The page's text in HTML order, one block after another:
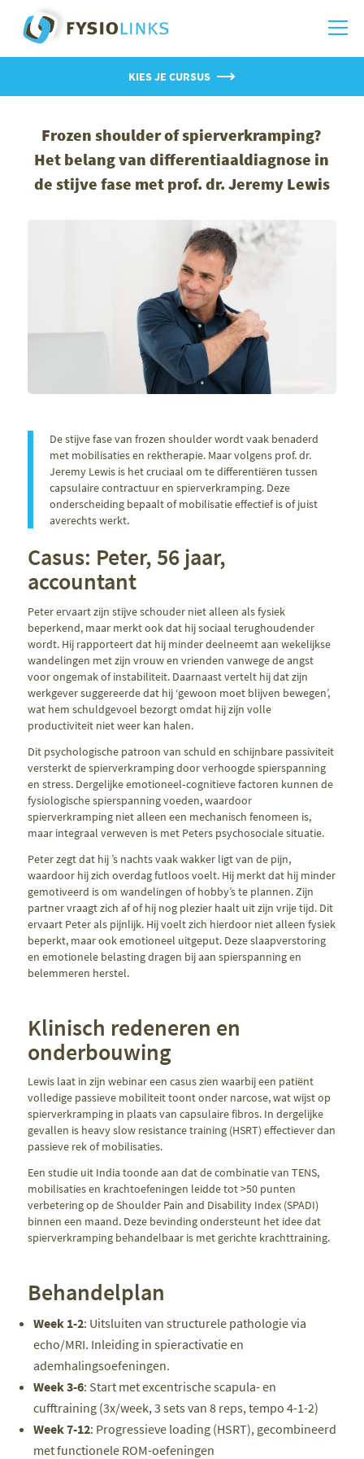
KIES JE CURSUS
Frozen shoulder of spierverkramping?
Het belang van differentiaaldiagnose in
de stijve fase met prof. dr. Jeremy Lewis
De stijve fase van frozen shoulder wordt vaak benaderd
met mobilisaties en rektherapie. Maar volgens prof. dr.
Jeremy Lewis is het cruciaal om te differentiëren tussen
capsulaire contractuur en spierverkramping. Deze
onderscheiding bepaalt of mobilisatie effectief is of juist
averechts werkt.
Casus: Peter, 56 jaar,
accountant
Peter ervaart zijn stijve schouder niet alleen als fysiek
beperkend, maar merkt ook dat hij sociaal terughoudender
wordt. Hij rapporteert dat hij minder deelneemt aan wekelijkse
wandelingen met zijn vrouw en vrienden vanwege de angst
voor ongemak of instabiliteit. Daarnaast vertelt hij dat zijn
werkgever suggereerde dat hij ‘gewoon moet blijven bewegen’,
wat hem schuldgevoel bezorgt omdat hij zijn volle
productiviteit niet weer kan halen.
Dit psychologische patroon van schuld en schijnbare passiviteit
versterkt de spierverkramping door verhoogde spierspanning
en stress. Dergelijke emotioneel‑cognitieve factoren kunnen de
fysiologische spierspanning voeden, waardoor
spierverkramping niet alleen een mechanisch fenomeen is,
maar integraal verweven is met Peters psychosociale situatie.
Peter zegt dat hij ’s nachts vaak wakker ligt van de pijn,
waardoor hij zich overdag futloos voelt. Hij merkt dat hij minder
gemotiveerd is om wandelingen of hobby’s te plannen. Zijn
partner vraagt zich af of hij nog plezier haalt uit zijn vrije tijd. Dit
ervaart Peter als pijnlijk. Hij voelt zich hierdoor niet alleen fysiek
beperkt, maar ook emotioneel uitgeput. Deze slaapverstoring
en emotionele belasting dragen bij aan spierspanning en
belemmeren herstel.
Klinisch redeneren en
onderbouwing
Lewis laat in zijn webinar een casus zien waarbij een patiënt
volledige passieve mobiliteit toont onder narcose, wat wijst op
spierverkramping in plaats van capsulaire fibros. In dergelijke
gevallen is heavy slow resistance training (HSRT) effectiever dan
passieve rek of mobilisaties.
Een studie uit India toonde aan dat de combinatie van TENS,
mobilisaties en krachtoefeningen leidde tot >50 punten
verbetering op de Shoulder Pain and Disability Index (SPADI)
binnen een maand. Deze bevinding ondersteunt het idee dat
spierverkramping behandelbaar is met gerichte krachttraining.
Behandelplan
Week 1-2: Uitsluiten van structurele pathologie via
echo/MRI. Inleiding in spieractivatie en
ademhalingsoefeningen.
Week 3-6: Start met excentrische scapula- en
cufftraining (3x/week, 3 sets van 8 reps, tempo 4-1-2)
Week 7-12: Progressieve loading (HSRT), gecombineerd
met functionele ROM-oefeningen